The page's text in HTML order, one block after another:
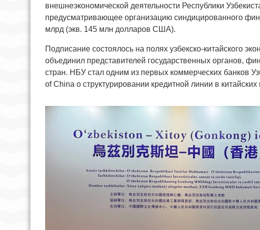
внешнеэкономической деятельности Республики
предусматривающее организацию синдицированного
млрд (экв. 145 млн долларов США).
Подписание состоялось на полях узбекско-китайского
объединил представителей государственных органов,
стран. НБУ стал одним из первых коммерческих банков
of China о структурировании кредитной линии в